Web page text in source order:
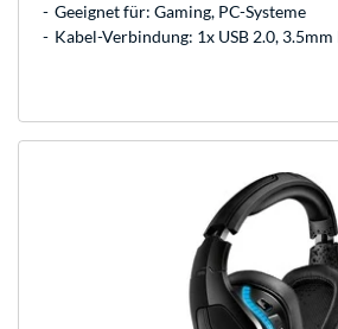
Geeignet für: Gaming, PC-Systeme
Kabel-Verbindung: 1x USB 2.0,